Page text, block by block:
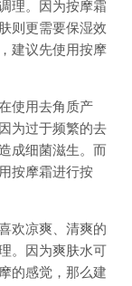
理。因为按摩霜
则更需要保湿效
建议先使用按摩
使用去角质产
为过于频繁的去
成细菌滋生。而
按摩霜进行按
欢凉爽、清爽的
。因为爽肤水可
的感觉，那么建